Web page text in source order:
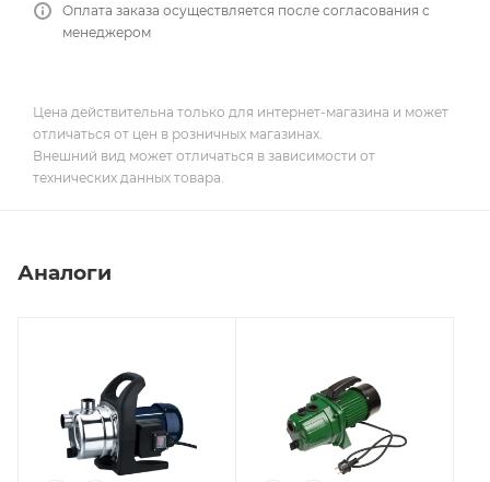
Оплата заказа осуществляется после согласования с
менеджером
Цена действительна только для интернет-магазина и может
отличаться от цен в розничных магазинах.
Внешний вид может отличаться в зависимости от
технических данных товара.
Аналоги